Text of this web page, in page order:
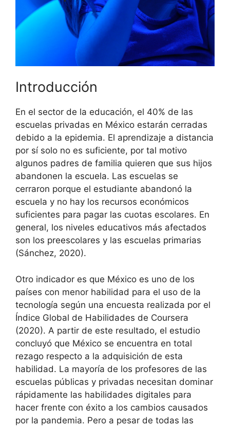
Introducción
En el sector de la educación, el 40% de las
escuelas privadas en México estarán cerradas
debido a la epidemia. El aprendizaje a distancia
por sí solo no es suficiente, por tal motivo
algunos padres de familia quieren que sus hijos
abandonen la escuela. Las escuelas se
cerraron porque el estudiante abandonó la
escuela y no hay los recursos económicos
suficientes para pagar las cuotas escolares. En
general, los niveles educativos más afectados
son los preescolares y las escuelas primarias
(Sánchez, 2020).
Otro indicador es que México es uno de los
países con menor habilidad para el uso de la
tecnología según una encuesta realizada por el
Índice Global de Habilidades de Coursera
(2020). A partir de este resultado, el estudio
concluyó que México se encuentra en total
rezago respecto a la adquisición de esta
habilidad. La mayoría de los profesores de las
escuelas públicas y privadas necesitan dominar
rápidamente las habilidades digitales para
hacer frente con éxito a los cambios causados ​​
por la pandemia. Pero a pesar de todas las